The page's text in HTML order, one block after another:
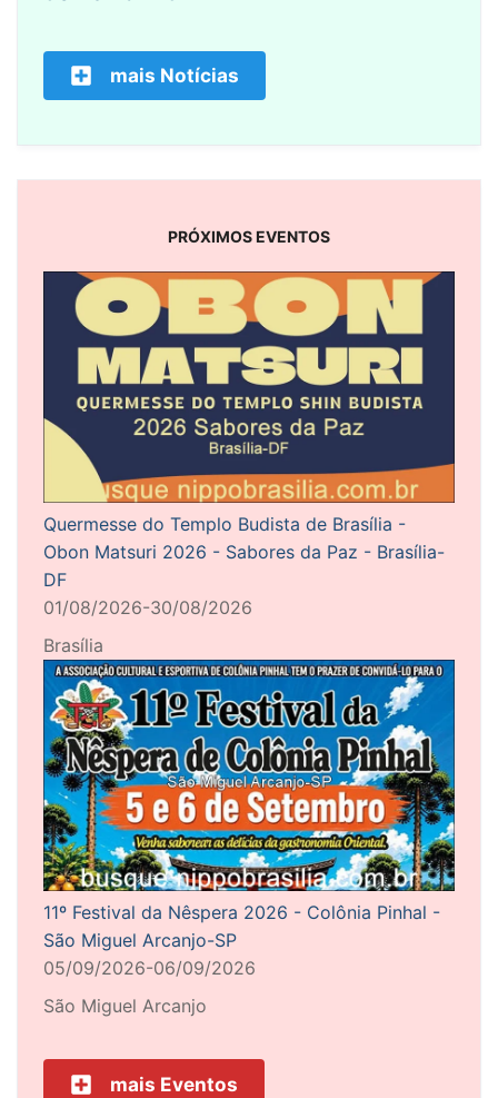
mais Notícias
PRÓXIMOS EVENTOS
Quermesse do Templo Budista de Brasília -
Obon Matsuri 2026 - Sabores da Paz - Brasília-
DF
01/08/2026-30/08/2026
Brasília
11º Festival da Nêspera 2026 - Colônia Pinhal -
São Miguel Arcanjo-SP
05/09/2026-06/09/2026
São Miguel Arcanjo
mais Eventos